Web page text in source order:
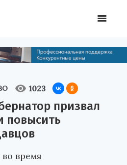
1023
призвал
повысить
время